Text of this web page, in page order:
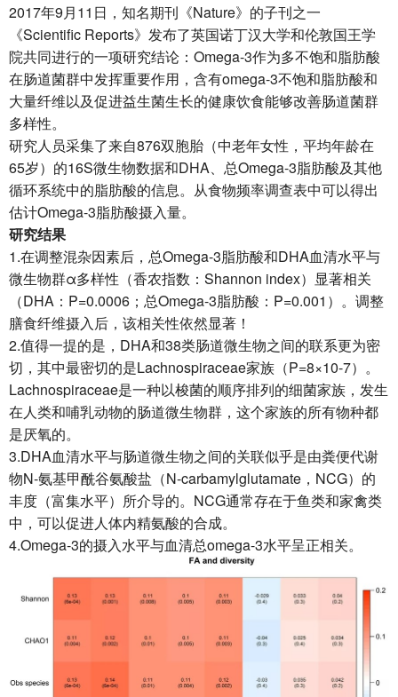
2017年9月11日，知名期刊《Nature》的子刊之一
《Scientific Reports》发布了英国诺丁汉大学和伦敦国王学
院共同进行的一项研究结论：Omega-3作为多不饱和脂肪酸
在肠道菌群中发挥重要作用，含有omega-3不饱和脂肪酸和
大量纤维以及促进益生菌生长的健康饮食能够改善肠道菌群
多样性。
研究人员采集了来自876双胞胎（中老年女性，平均年龄在
65岁）的16S微生物数据和DHA、总Omega-3脂肪酸及其他
循环系统中的脂肪酸的信息。从食物频率调查表中可以得出
估计Omega-3脂肪酸摄入量。
研究结果
1.在调整混杂因素后，总Omega-3脂肪酸和DHA血清水平与
微生物群α多样性（香农指数：Shannon index）显著相关
（DHA：P=0.0006；总Omega-3脂肪酸：P=0.001）。调整
膳食纤维摄入后，该相关性依然显著！
2.值得一提的是，DHA和38类肠道微生物之间的联系更为密
切，其中最密切的是Lachnospiraceae家族（P=8×10-7）。
Lachnospiraceae是一种以梭菌的顺序排列的细菌家族，发生
在人类和哺乳动物的肠道微生物群，这个家族的所有物种都
是厌氧的。
3.DHA血清水平与肠道微生物之间的关联似乎是由粪便代谢
物N-氨基甲酰谷氨酸盐（N-carbamylglutamate，NCG）的
丰度（富集水平）所介导的。NCG通常存在于鱼类和家禽类
中，可以促进人体内精氨酸的合成。
4.Omega-3的摄入水平与血清总omega-3水平呈正相关。